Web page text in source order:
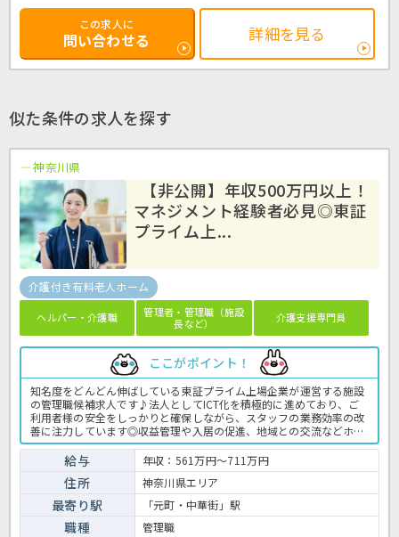
この求人に
問い合わせる 詳細を見る
似た条件の求人を探す
神奈川県
【非公開】年収500万円以上！
マネジメント経験者必見◎東証
プライム上...
介護付き有料老人ホーム
ヘルパー・介護職
管理者・管理職（施設
長など）
介護支援専門員
ここがポイント！
知名度をどんどん伸ばしている東証プライム上場企業が運営する施設
の管理職候補求人です♪法人としてICT化を積極的に進めており、ご
利用者様の安全をしっかりと確保しながら、スタッフの業務効率の改
善に注力しています◎収益管理や入居の促進、地域との交流などホー
ムを健全に運営するために必要な業務をお任せします！マネジメント
経験や管理職経験がある方は優遇！管理職向けの研修も整っています
ので、ブランクがある方もお気軽にご相談ください★今後も新規ホー
ムを順次オープン予定ですので、様々なキャリアを目指せる環境で
す！成長意欲の高い方はぜひお問い合わせください！ ＜介護職 正職
員 有料老人ホームの求人＞
給与 年収：561万円～711万円
住所 神奈川県エリア
最寄り駅 「元町・中華街」駅
職種 管理職